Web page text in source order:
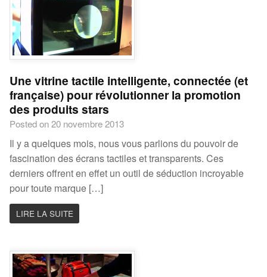
Une vitrine tactile intelligente, connectée (et
française) pour révolutionner la promotion
des produits stars
Posted on 20 novembre 2013
Il y a quelques mois, nous vous parlions du pouvoir de
fascination des écrans tactiles et transparents. Ces
derniers offrent en effet un outil de séduction incroyable
pour toute marque […]
LIRE LA SUITE